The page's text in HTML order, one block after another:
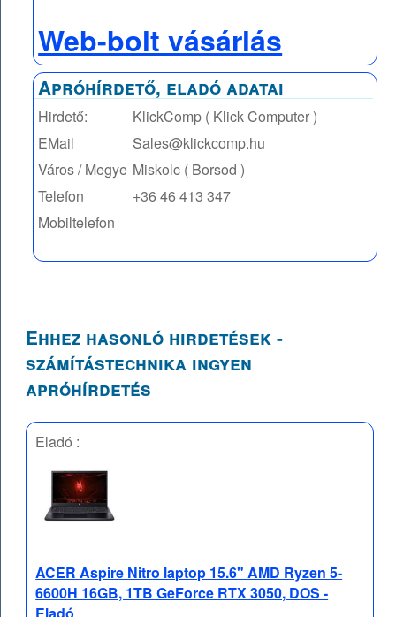
Web-bolt vásárlás
Apróhírdető, eladó adatai
Hirdető:
KlickComp ( Klick Computer )
EMail
Sales@klickcomp.hu
Város / Megye Miskolc ( Borsod )
Telefon
+36 46 413 347
Mobiltelefon
Ehhez hasonló hirdetések -
számítástechnika ingyen
apróhírdetés
Eladó :
ACER Aspire Nitro laptop 15.6" AMD Ryzen 5-
6600H 16GB, 1TB GeForce RTX 3050, DOS -